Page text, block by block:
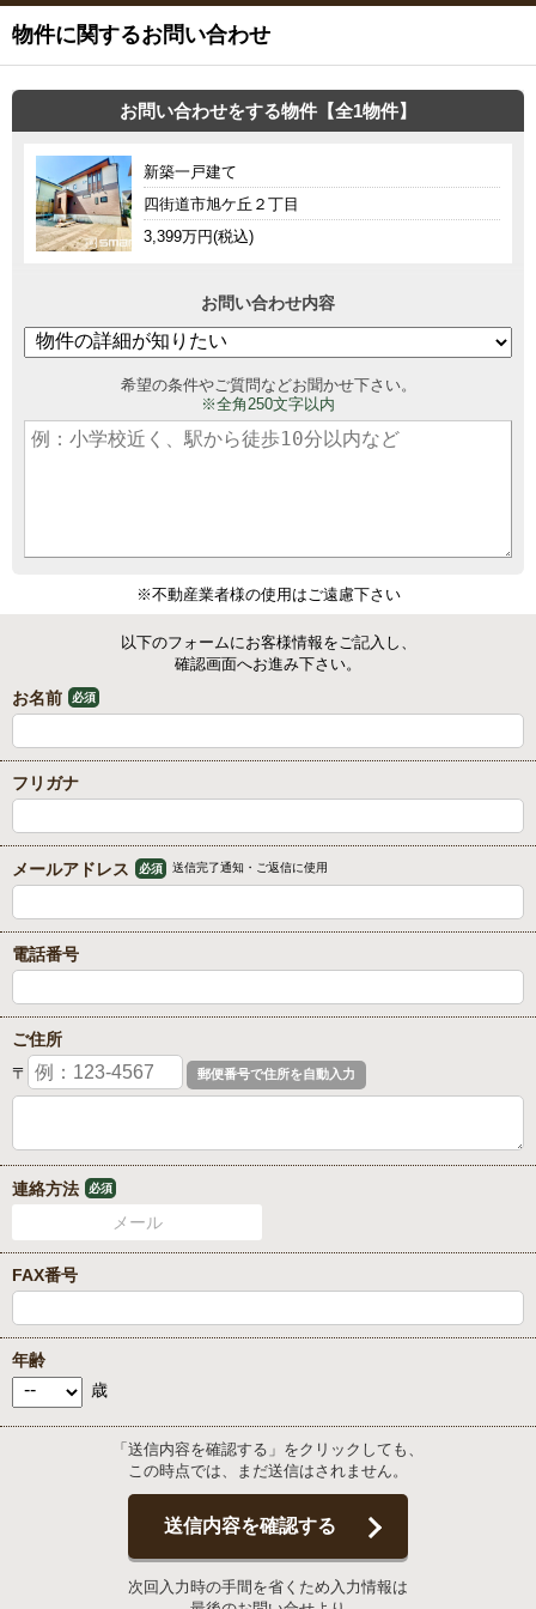
物件に関するお問い合わせ
お問い合わせをする物件【全1物件】
新築一戸建て
四街道市旭ケ丘２丁目
3,399万円(税込)
お問い合わせ内容
希望の条件やご質問などお聞かせ下さい。
※全角250文字以内
※不動産業者様の使用はご遠慮下さい
以下のフォームにお客様情報をご記入し、
確認画面へお進み下さい。
お名前 必須
フリガナ
メールアドレス 必須 送信完了通知・ご返信に使用
電話番号
ご住所
〒
連絡方法 必須
メール
FAX番号
年齢
歳
「送信内容を確認する」をクリックしても、
この時点では、まだ送信はされません。
送信内容を確認する
次回入力時の手間を省くため入力情報は